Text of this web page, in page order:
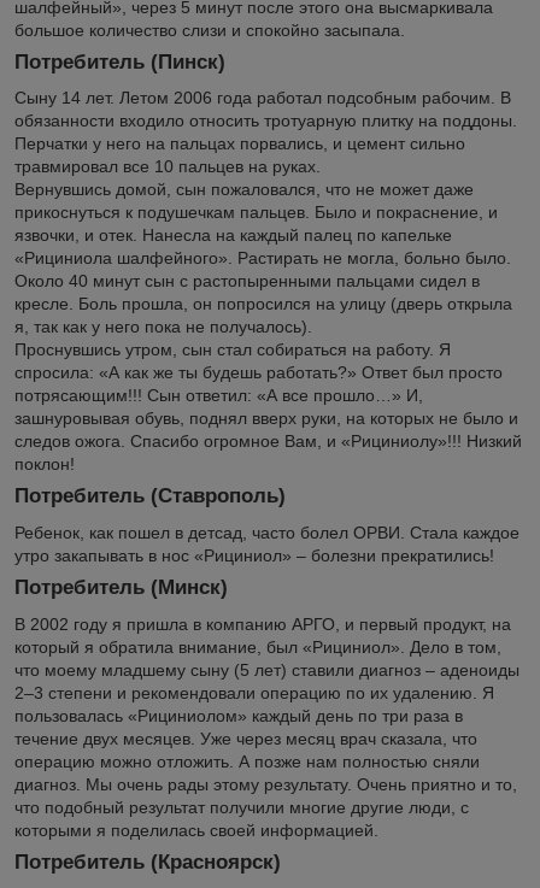
шалфейный», через 5 минут после этого она высмаркивала
большое количество слизи и спокойно засыпала.
Потребитель (Пинск)
Сыну 14 лет. Летом 2006 года работал подсобным рабочим. В
обязанности входило относить тротуарную плитку на поддоны.
Перчатки у него на пальцах порвались, и цемент сильно
травмировал все 10 пальцев на руках.
Вернувшись домой, сын пожаловался, что не может даже
прикоснуться к подушечкам пальцев. Было и покраснение, и
язвочки, и отек. Нанесла на каждый палец по капельке
«Рициниола шалфейного». Растирать не могла, больно было.
Около 40 минут сын с растопыренными пальцами сидел в
кресле. Боль прошла, он попросился на улицу (дверь открыла
я, так как у него пока не получалось).
Проснувшись утром, сын стал собираться на работу. Я
спросила: «А как же ты будешь работать?» Ответ был просто
потрясающим!!! Сын ответил: «А все прошло…» И,
зашнуровывая обувь, поднял вверх руки, на которых не было и
следов ожога. Спасибо огромное Вам, и «Рициниолу»!!! Низкий
поклон!
Потребитель (Ставрополь)
Ребенок, как пошел в детсад, часто болел ОРВИ. Стала каждое
утро закапывать в нос «Рициниол» – болезни прекратились!
Потребитель (Минск)
В 2002 году я пришла в компанию АРГО, и первый продукт, на
который я обратила внимание, был «Рициниол». Дело в том,
что моему младшему сыну (5 лет) ставили диагноз – аденоиды
2–3 степени и рекомендовали операцию по их удалению. Я
пользовалась «Рициниолом» каждый день по три раза в
течение двух месяцев. Уже через месяц врач сказала, что
операцию можно отложить. А позже нам полностью сняли
диагноз. Мы очень рады этому результату. Очень приятно и то,
что подобный результат получили многие другие люди, с
которыми я поделилась своей информацией.
Потребитель (Красноярск)